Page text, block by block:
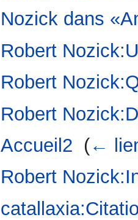
Nozick dans
Robert
Robert
Robert
Accueil2 (←
Robert